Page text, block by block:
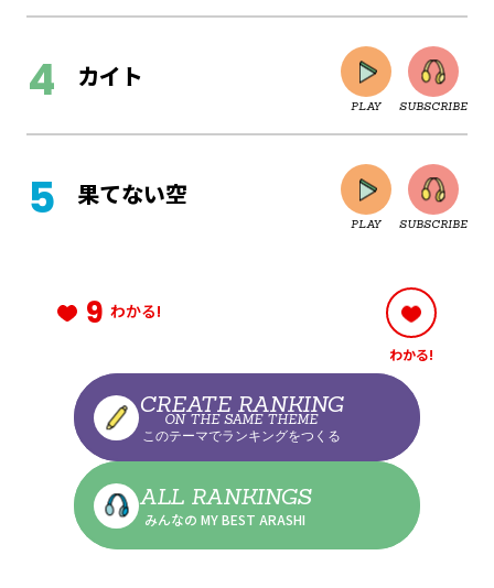
カイト
PLAY SUBSCRIBE
CLOSE
果てない空
PLAY SUBSCRIBE
CLOSE
9 わかる!
わかる!
CREATE RANKING
ON THE SAME THEME
このテーマでランキングをつくる
ALL RANKINGS
みんなの MY BEST ARASHI